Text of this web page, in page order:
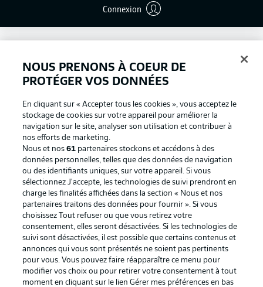
Connexion
Football as it's meant to be
BUNDESLIGA APP
NOUS PRENONS À COEUR DE
PROTÉGER VOS DONNÉES
En cliquant sur « Accepter tous les cookies », vous acceptez le
stockage de cookies sur votre appareil pour améliorer la
navigation sur le site, analyser son utilisation et contribuer à
nos efforts de marketing.
Nous et nos61 partenaires stockons et accédons à des
données personnelles, telles que des données de navigation
ou des identifiants uniques, sur votre appareil. Si vous
sélectionnez J'accepte, les technologies de suivi prendront en
charge les finalités affichées dans la section « Nous et nos
partenaires traitons des données pour fournir ». Si vous
choisissez Tout refuser ou que vous retirez votre
consentement, elles seront désactivées. Si les technologies de
suivi sont désactivées, il est possible que certains contenus et
annonces qui vous sont présentés ne soient pas pertinents
pour vous. Vous pouvez faire réapparaître ce menu pour
modifier vos choix ou pour retirer votre consentement à tout
moment en cliquant sur le lien Gérer mes préférences en bas